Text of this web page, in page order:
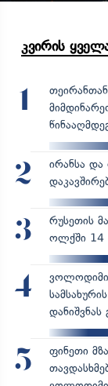
კვირის
1
2
ირანსა და
3
რუსეთის
ოლქში 14
4
დანიშვნას
5
ფინეთი